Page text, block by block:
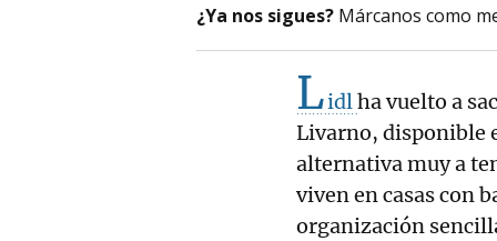
¿Ya nos sigues? Márcanos como
Lidlha vuelto a
Livarno, disponible
alternativa muy a
viven en casas con
organización